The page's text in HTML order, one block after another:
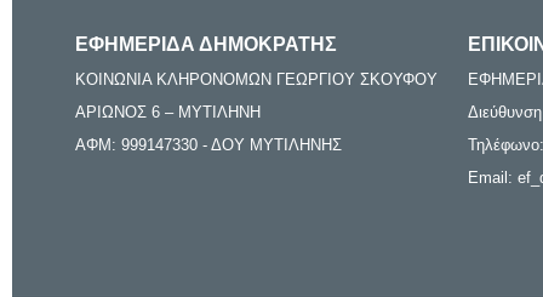
ΕΦΗΜΕΡΙΔΑ ΔΗΜΟΚΡΑΤΗΣ
ΚΟΙΝΩΝΙΑ ΚΛΗΡΟΝΟΜΩΝ ΓΕΩΡΓΙΟΥ ΣΚΟΥΦΟΥ
ΑΡΙΩΝΟΣ 6 – ΜΥΤΙΛΗΝΗ
ΑΦΜ: 999147330 - ΔΟΥ ΜΥΤΙΛΗΝΗΣ
Email: